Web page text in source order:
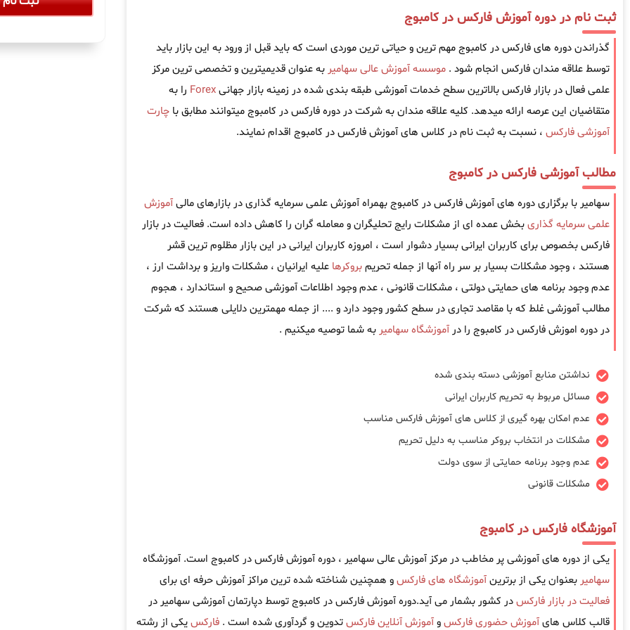
ثبت نام در دوره آموزش فارکس در کامبوج
گذراندن دوره های فارکس در کامبوج مهم ترین و حیاتی ترین موردی است که باید قبل از ورود به این بازار باید
توسط علاقه مندان فارکس انجام شود . موسسه آموزش عالی سهامیربه عنوان قدیمیترین و تخصصی ترین مرکز
علمی فعال در بازار فارکس بالاترین سطح خدمات آموزشی طبقه بندی شده در زمینه بازار جهانیForex را به
متقاضیان این عرصه ارائه میدهد. کلیه علاقه مندان به شرکت در دوره فارکس در کامبوج میتوانند مطابق با چارت
آموزشی فارکس ، نسبت به ثبت نام در کلاس های آموزش فارکس در کامبوج اقدام نمایند.
مطالب آموزشی فارکس در کامبوج
سهامیر با برگزاری دوره های آموزش فارکس در کامبوج بهمراه آموزش علمی سرمایه گذاری در بازارهای مالیآموزش
علمی سرمایه گذاریبخش عمده ای از مشکلات رایج تحلیگران و معامله گران را کاهش داده است. فعالیت در بازار
فارکس بخصوص برای کاربران ایرانی بسیار دشوار است ، امروزه کاربران ایرانی در این بازار مظلوم ترین قشر
هستند ، وجود مشکلات بسیار بر سر راه آنها از جمله تحریمبروکرها علیه ایرانیان ، مشکلات واریز و برداشت ارز ،
عدم وجود برنامه های حمایتی دولتی ، مشکلات قانونی ، عدم وجود اطلاعات آموزشی صحیح و استاندارد ، هجوم
مطالب آموزشی غلط که با مقاصد تجاری در سطح کشور وجود دارد و .... از جمله مهمترین دلایلی هستند که شرکت
در دوره اموزش فارکس در کامبوج را در آموزشگاه سهامیر به شما توصیه میکنیم .
نداشتن منابع آموزشی دسته بندی شده
مسائل مربوط به تحریم کاربران ایرانی
عدم امکان بهره گیری از کلاس های آموزش فارکس مناسب
مشکلات در انتخاب بروکر مناسب به دلیل تحریم
عدم وجود برنامه حمایتی از سوی دولت
مشکلات قانونی
آموزشگاه فارکس در کامبوج
یکی از دوره های آموزشی پر مخاطب در مرکز آموزش عالی سهامیر ، دوره آموزش فارکس در کامبوج است. آموزشگاه
سهامیر بعنوان یکی از برترینآموزشگاه های فارکسو همچنین شناخته شده ترین مراکز آموزش حرفه ای برای
فعالیت در بازار فارکسدر کشور بشمار می آید.دوره آموزش فارکس در کامبوج توسط دپارتمان آموزشی سهامیر در
قالب کلاس هایآموزش حضوری فارکسوآموزش آنلاین فارکستدوین و گردآوری شده است . فارکسیکی از رشته